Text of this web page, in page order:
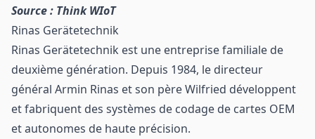
Source : Think WIoT
Rinas Gerätetechnik
Rinas Gerätetechnik est une entreprise familiale de
deuxième génération. Depuis 1984, le directeur
général Armin Rinas et son père Wilfried développent
et fabriquent des systèmes de codage de cartes OEM
et autonomes de haute précision.